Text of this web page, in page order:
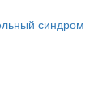
синдром